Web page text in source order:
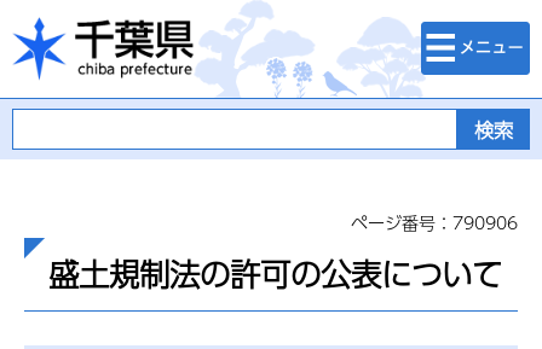
千葉県
検索・メニュ
ー
ページ番号：790906
盛土規制法の許可の公表について